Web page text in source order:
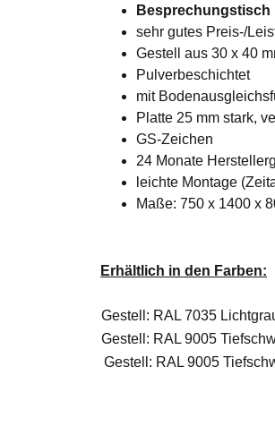
Besprechungstisch
sehr gutes Preis-/
Gestell aus 30 x 40
Pulverbeschichtet
mit
Platte 25 mm stark,
GS-Zeichen
24 Monate
leichte Montage
Maße: 750 x 1400 x
Erhältlich in den Farben:
Gestell: RAL 7035
Gestell: RAL 9005
Gestell: RAL 9005